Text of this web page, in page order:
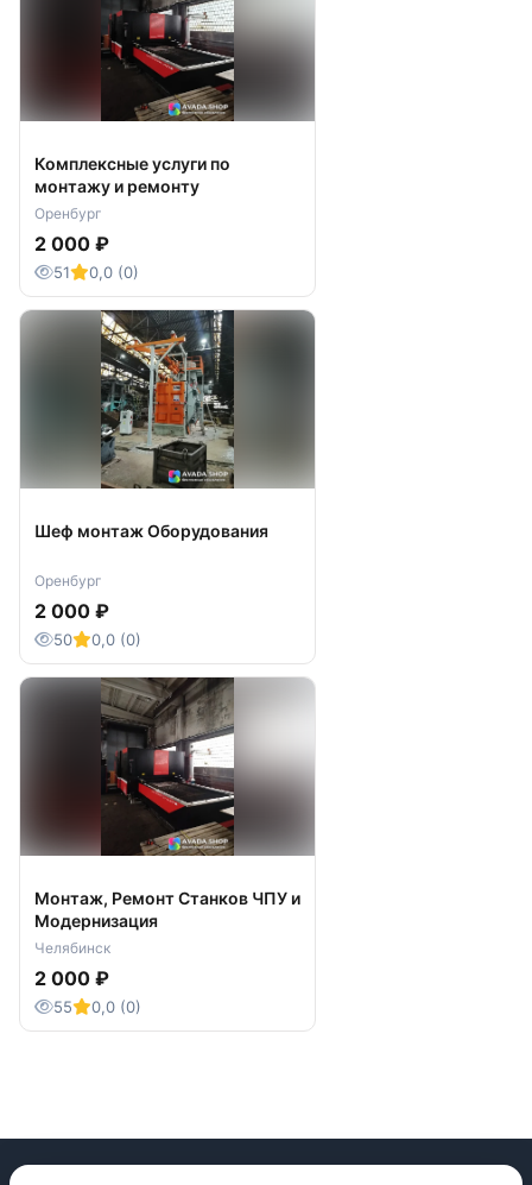
Комплексные услуги по
монтажу и ремонту
Оренбург
2 000 ₽
51 0,0 (0)
Шеф монтаж Оборудования
Оренбург
2 000 ₽
50 0,0 (0)
Монтаж, Ремонт Станков ЧПУ и
Модернизация
Челябинск
2 000 ₽
55 0,0 (0)